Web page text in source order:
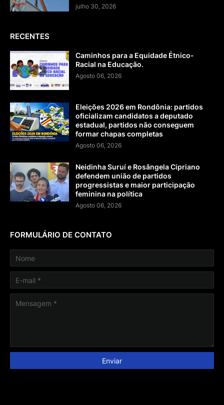
julho 30, 2026
RECENTES
Caminhos para a Equidade Étnico-
Racial na Educação.
Agosto 06, 2026
Eleições 2026 em Rondônia: partidos
oficializam candidatos a deputado
estadual, partidos não conseguem
formar chapas completas
Agosto 06, 2026
Neidinha Suruí e Rosângela Cipriano
defendem união de partidos
progressistas e maior participação
feminina na política
Agosto 06, 2026
FORMULÁRIO DE CONTATO